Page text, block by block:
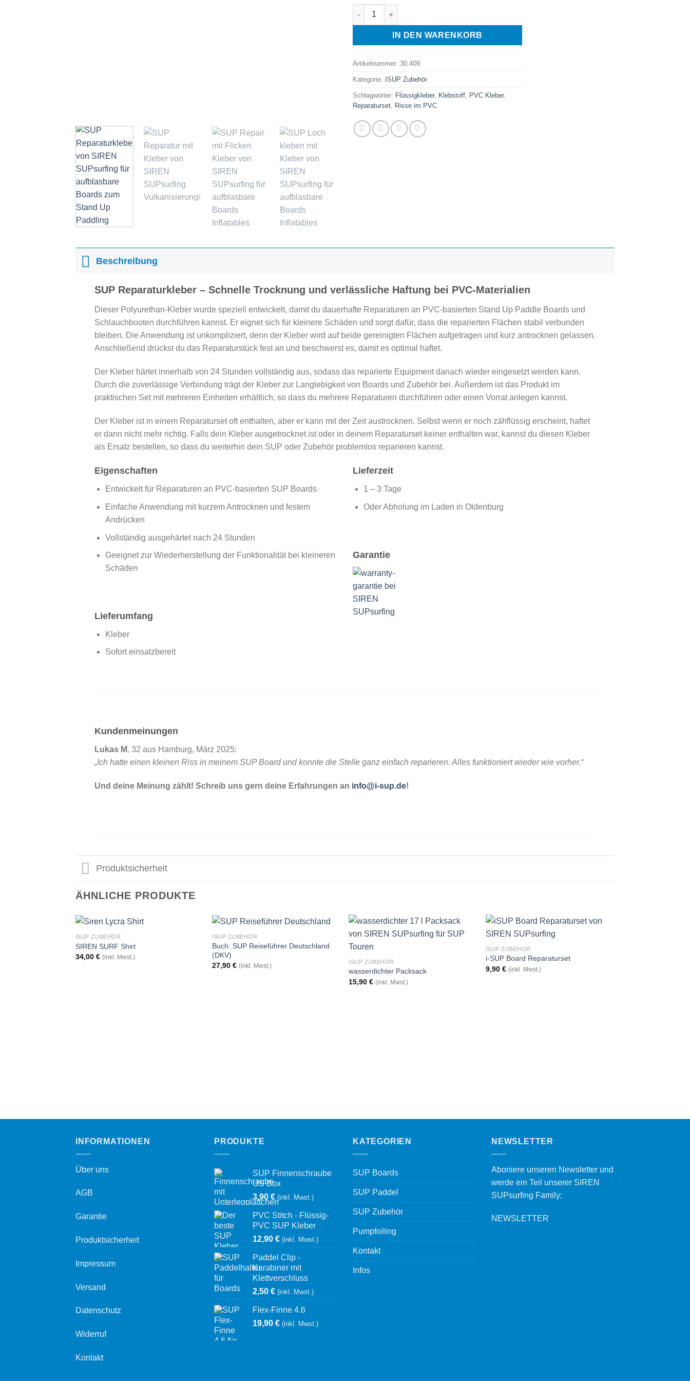
SUP Reparaturkleber Menge
IN DEN WARENKORB
Artikelnummer: 30.409
Kategorie: ISUP Zubehör
Schlagwörter: Flüssigkleber, Klebstoff, PVC Kleber,
Reparaturset, Risse im PVC
Beschreibung
SUP Reparaturkleber – Schnelle Trocknung und verlässliche Haftung bei PVC-Materialien
Dieser Polyurethan-Kleber wurde speziell entwickelt, damit du dauerhafte Reparaturen an PVC-basierten Stand Up Paddle Boards und
Schlauchbooten durchführen kannst. Er eignet sich für kleinere Schäden und sorgt dafür, dass die reparierten Flächen stabil verbunden
bleiben. Die Anwendung ist unkompliziert, denn der Kleber wird auf beide gereinigten Flächen aufgetragen und kurz antrocknen gelassen.
Anschließend drückst du das Reparaturstück fest an und beschwerst es, damit es optimal haftet.
Der Kleber härtet innerhalb von 24 Stunden vollständig aus, sodass das reparierte Equipment danach wieder eingesetzt werden kann.
Durch die zuverlässige Verbindung trägt der Kleber zur Langlebigkeit von Boards und Zubehör bei. Außerdem ist das Produkt im
praktischen Set mit mehreren Einheiten erhältlich, so dass du mehrere Reparaturen durchführen oder einen Vorrat anlegen kannst.
Der Kleber ist in einem Reparaturset oft enthalten, aber er kann mit der Zeit austrocknen. Selbst wenn er noch zähflüssig erscheint, haftet
er dann nicht mehr richtig. Falls dein Kleber ausgetrocknet ist oder in deinem Reparaturset keiner enthalten war, kannst du diesen Kleber
als Ersatz bestellen, so dass du weiterhin dein SUP oder Zubehör problemlos reparieren kannst.
Eigenschaften
Entwickelt für Reparaturen an PVC-basierten SUP Boards
Einfache Anwendung mit kurzem Antrocknen und festem
Andrücken
Vollständig ausgehärtet nach 24 Stunden
Geeignet zur Wiederherstellung der Funktionalität bei kleineren
Schäden
Lieferumfang
Kleber
Sofort einsatzbereit
Lieferzeit
1 – 3 Tage
Oder Abholung im Laden in Oldenburg
Garantie
Kundenmeinungen
Lukas M, 32 aus Hamburg, März 2025:
„Ich hatte einen kleinen Riss in meinem SUP Board und konnte die Stelle ganz einfach reparieren. Alles funktioniert wieder wie vorher.“
Und deine Meinung zählt! Schreib uns gern deine Erfahrungen an info@i-sup.de!
Produktsicherheit
ÄHNLICHE PRODUKTE
ISUP ZUBEHÖR
SIREN SURF Shirt
34,00 € (inkl. Mwst.)
ISUP ZUBEHÖR
Buch: SUP Reiseführer Deutschland
(DKV)
27,90€ (inkl. Mwst.)
ISUP ZUBEHÖR
wasserdichter Packsack
15,90€ (inkl. Mwst.)
ISUP ZUBEHÖR
i-SUP Board Reparaturset
9,90 € (inkl. Mwst.)
INFORMATIONEN
Über uns
AGB
Garantie
Produktsicherheit
Impressum
Versand
Datenschutz
Widerruf
Kontakt
PRODUKTE
SUP Finnenschraube
US Box
3,90 € (inkl. Mwst.)
PVC Stitch - Flüssig-
PVC SUP Kleber
12,90 € (inkl. Mwst.)
Paddel Clip -
Karabiner mit
Klettverschluss
2,50 € (inkl. Mwst.)
Flex-Finne 4.6
19,90 € (inkl. Mwst.)
KATEGORIEN
SUP Boards
SUP Paddel
SUP Zubehör
Pumpfoiling
Kontakt
Infos
NEWSLETTER
Aboniere unseren Newsletter und
werde ein Teil unserer SIREN
SUPsurfing Family:
NEWSLETTER